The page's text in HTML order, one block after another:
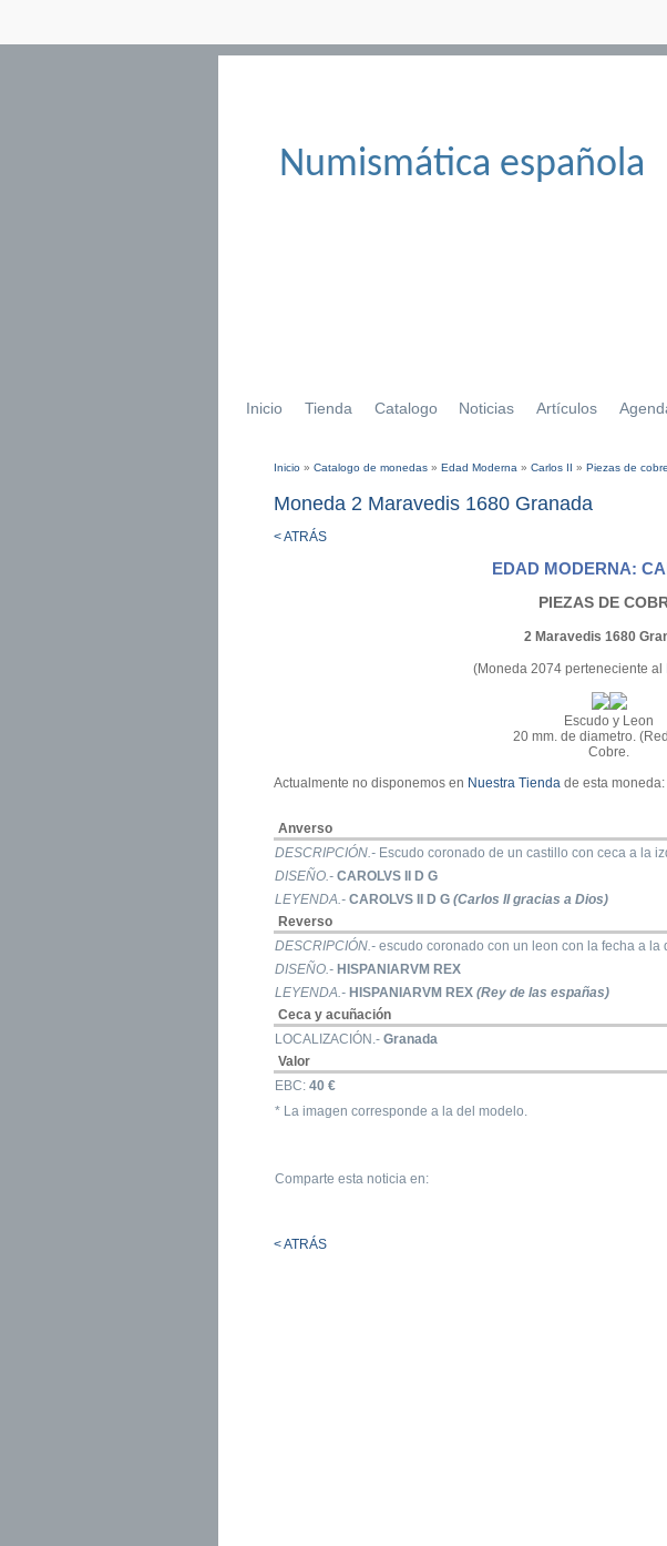
Numismática española
Inicio Tienda Catalogo Noticias Artículos
Inicio » Catalogo de monedas » Edad Moderna » Carlos II » Piezas de cobre
Moneda 2 Maravedis 1680 Granada
< ATRÁS
EDAD MODERNA:
PIEZAS DE
2 Maravedis 1680
(Moneda 2074 perteneciente al
Escudo y Leon
20 mm. de diametro.
Cobre.
Actualmente no disponemos en Nuestra Tienda de esta moneda:
Anverso
DESCRIPCIÓN.- Escudo coronado de un castillo con ceca a la
DISEÑO.- CAROLVS II D G
LEYENDA.- CAROLVS II D G (Carlos II gracias a Dios)
Reverso
DESCRIPCIÓN.- escudo coronado con un leon con la fecha a la
DISEÑO.- HISPANIARVM REX
LEYENDA.- HISPANIARVM REX (Rey de las españas)
Ceca y acuñación
LOCALIZACIÓN.- Granada
Valor
EBC: 40 €
* La imagen corresponde a la del modelo.
Comparte esta noticia en:
< ATRÁS